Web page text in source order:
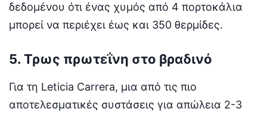
δεδομένου ότι ένας χυμός από 4 πορτοκάλια
μπορεί να περιέχει έως και 350 θερμίδες.
5. Τρως πρωτεΐνη στο βραδινό
Για τη Leticia Carrera, μια από τις πιο
αποτελεσματικές συστάσεις για απώλεια 2-3